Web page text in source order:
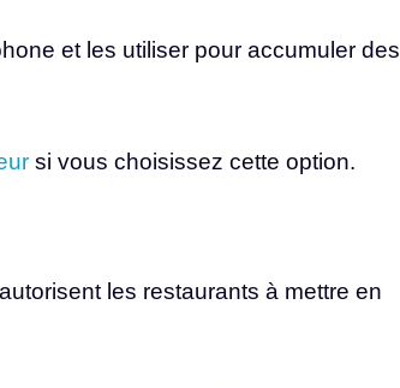
et les utiliser pour accumuler des
si vous choisissez cette option.
autorisent les restaurants à mettre en